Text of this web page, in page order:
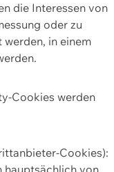
die Interessen von
oder zu
in einem
Cookies werden
Cookies):